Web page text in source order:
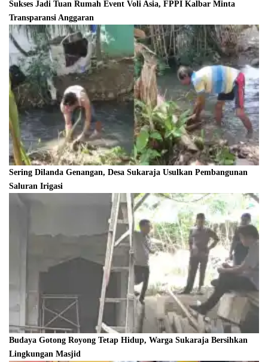
Sukses Jadi Tuan Rumah Event Voli Asia, FPPI Kalbar Minta
Transparansi Anggaran
Sering Dilanda Genangan, Desa Sukaraja Usulkan Pembangunan
Saluran Irigasi
Budaya Gotong Royong Tetap Hidup, Warga Sukaraja Bersihkan
Lingkungan Masjid